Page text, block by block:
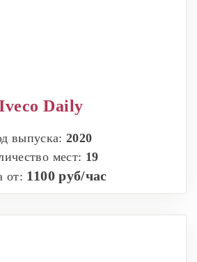
Daily
выпуска:2020
мест: 19
от: 1100 руб/час